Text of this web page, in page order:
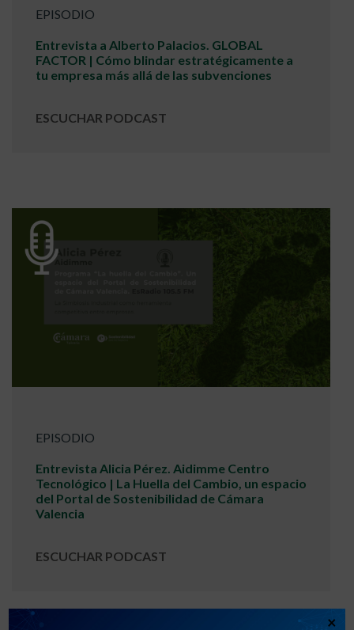
EPISODIO
Entrevista a Alberto Palacios. GLOBAL
FACTOR | Cómo blindar estratégicamente a
tu empresa más allá de las subvenciones
ESCUCHAR PODCAST
EPISODIO
Entrevista Alicia Pérez. Aidimme Centro
Tecnológico | La Huella del Cambio, un espacio
del Portal de Sostenibilidad de Cámara
Valencia
ESCUCHAR PODCAST
×